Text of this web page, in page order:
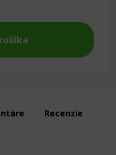
Recenzie